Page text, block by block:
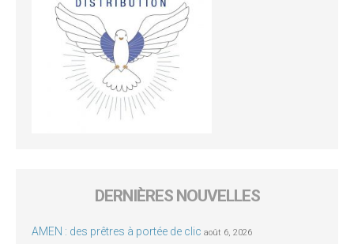
DERNIÈRES NOUVELLES
AMEN : des prêtres à portée de clic août 6, 2026